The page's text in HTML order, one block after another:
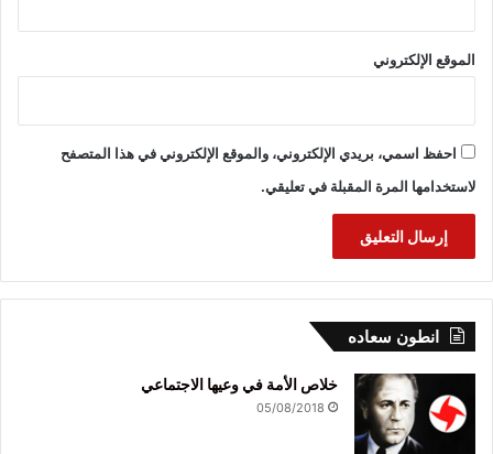
الموقع الإلكتروني
احفظ اسمي، بريدي الإلكتروني، والموقع الإلكتروني في هذا المتصفح
لاستخدامها المرة المقبلة في تعليقي.
انطون سعاده
خلاص الأمة في وعيها الاجتماعي
05/08/2018